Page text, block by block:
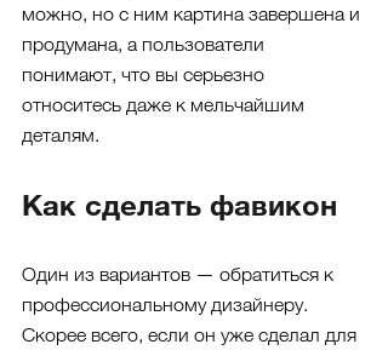
можно, но с ним картина завершена и
продумана, а пользователи
понимают, что вы серьезно
относитесь даже к мельчайшим
деталям.
Как сделать фавикон
Один из вариантов — обратиться к
профессиональному дизайнеру.
Скорее всего, если он уже сделал для